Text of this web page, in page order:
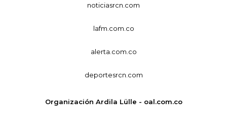
noticiasrcn.com
lafm.com.co
alerta.com.co
deportesrcn.com
Organización Ardila Lülle - oal.com.co